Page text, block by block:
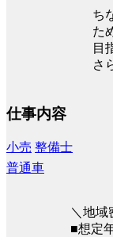
ち
た
目
さ
仕事内容
小売 整備士
普通車
＼地
■想定